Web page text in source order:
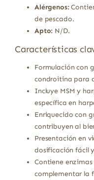
Alérgenos:
de pescado.
Apto: N/D.
Características
Formulación con
condroitina para
Incluye MSM y
específica en
Enriquecido con
contribuyen al
Presentación en
dosificación fácil
Contiene
complementar la